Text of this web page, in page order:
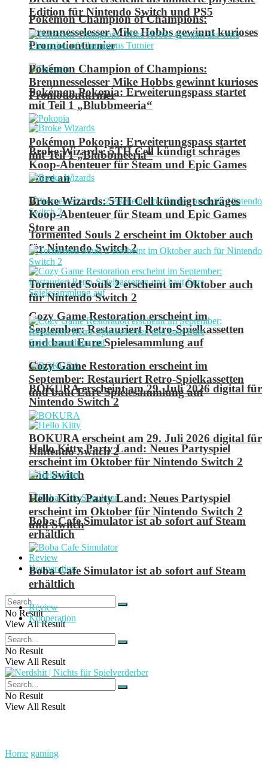
Pokémon Champion of Champions:
Brennnesselesser Mike Hobbs gewinnt kurioses
Promotionturnier
Pokémon Pokopia: Erweiterungspass startet
mit Teil 1 „Blubbmeeria“
Broke Wizards: 5TH Cell kündigt schräges
Koop-Abenteuer für Steam und Epic Games
Store an
Tormented Souls 2 erscheint im Oktober auch
für Nintendo Switch 2
Cozy Game Restoration erscheint im
September: Restauriert Retro-Spielkassetten
und baut Eure Spielesammlung auf
BOKURA erscheint am 29. Juli 2026 digital für
Nintendo Switch 2
Hello Kitty Party Land: Neues Partyspiel
erscheint im Oktober für Nintendo Switch 2
und Switch
Boba Cafe Simulator ist ab sofort auf Steam
erhältlich
Review
Kooperation
No Result
View All Result
Edition für Nintendo Switch und PS5
Pokémon Champion of Champions:
Brennnesselesser Mike Hobbs gewinnt kurioses
Promotionturnier
Pokémon Pokopia: Erweiterungspass startet
mit Teil 1 „Blubbmeeria“
Broke Wizards: 5TH Cell kündigt schräges
Koop-Abenteuer für Steam und Epic Games
Store an
Tormented Souls 2 erscheint im Oktober auch
für Nintendo Switch 2
Cozy Game Restoration erscheint im
September: Restauriert Retro-Spielkassetten
und baut Eure Spielesammlung auf
BOKURA erscheint am 29. Juli 2026 digital für
Nintendo Switch 2
Hello Kitty Party Land: Neues Partyspiel
erscheint im Oktober für Nintendo Switch 2
und Switch
Boba Cafe Simulator ist ab sofort auf Steam
erhältlich
Review
Kooperation
No Result
View All Result
No Result
View All Result
Home gaming